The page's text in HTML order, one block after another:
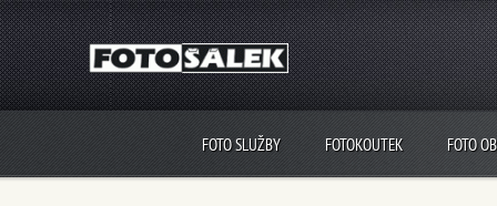
FOTO SLUŽBY FOTOKOUTEK FOTO